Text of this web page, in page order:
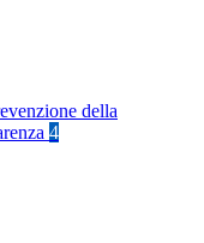
della
4